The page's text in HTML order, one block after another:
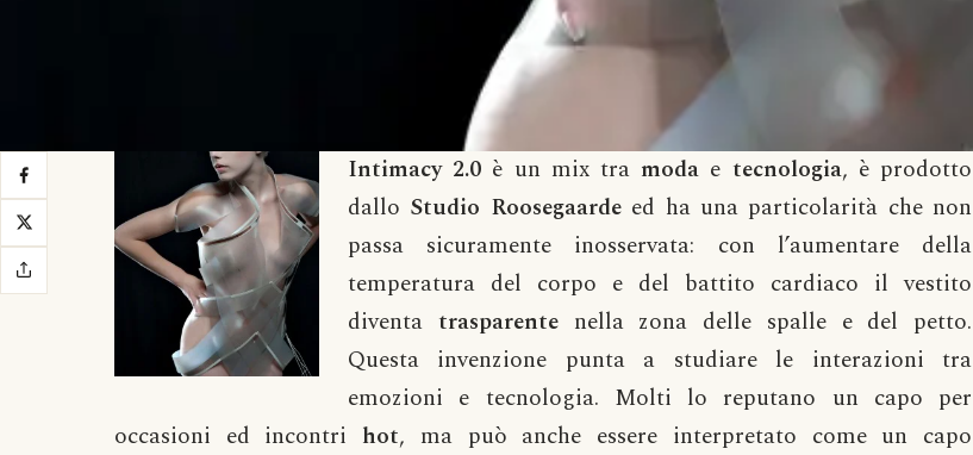
Intimacy 2.0 è un mix tra moda e tecnologia, è prodotto
dallo Studio Roosegaardeed ha una particolarità che non
passa sicuramente inosservata: con l’aumentare della
temperatura del corpo e del battito cardiaco il vestito
diventa trasparentenella zona delle spalle e del petto.
Questa invenzione punta a studiare le interazioni tra
emozioni e tecnologia. Molti lo reputano un capo per
occasioni ed incontri hot, ma può anche essere interpretato come un capo